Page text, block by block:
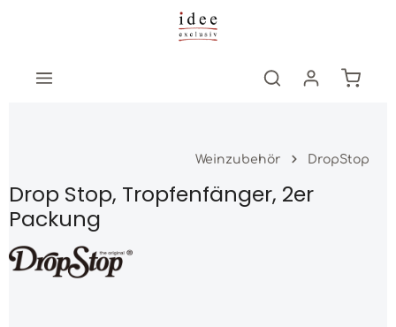
Zum Hauptinhalt springen
Weinzubehör DropStop
Drop Stop, Tropfenfänger, 2er
Packung